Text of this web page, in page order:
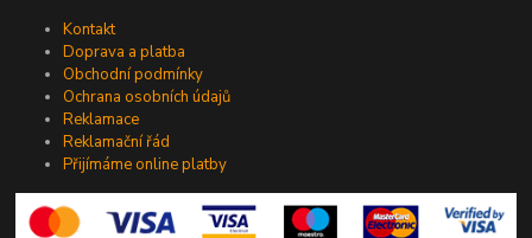
Kontakt
Doprava a platba
Obchodní podmínky
Ochrana osobních údajů
Reklamace
Reklamační řád
Přijímáme online platby